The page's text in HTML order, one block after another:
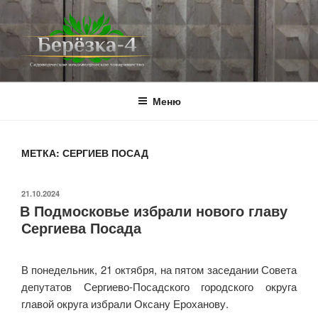
Перейти
к
содержимому
BEREZKA4.RU
СНТ Берёзка-4
Меню
МЕТКА: СЕРГИЕВ ПОСАД
ОПУБЛИКОВАНО
21.10.2024
В Подмосковье избрали нового главу
Сергиева Посада
В понедельник, 21 октября, на пятом заседании Совета
депутатов Сергиево-Посадского городского округа
главой округа избрали Оксану Ероханову.